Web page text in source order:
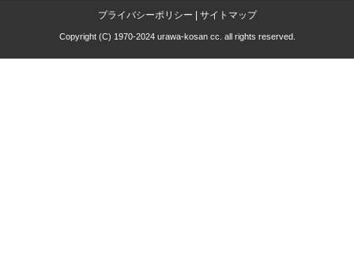
プライバシーポリシー サイトマップ
Copyright (C) 1970-2024 urawa-kosan cc. all rights reserved.